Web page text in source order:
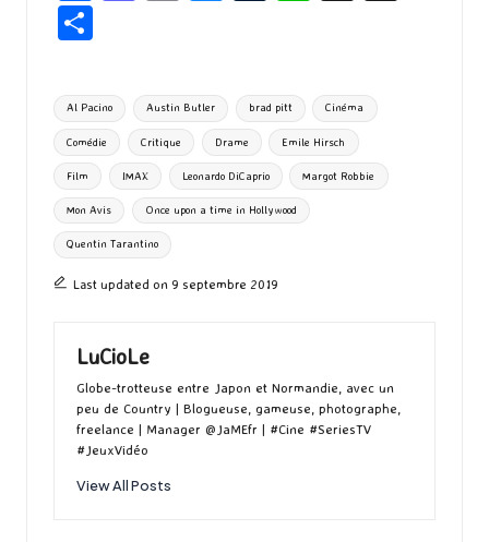
o
o
k
d
o
n
l
ky bl
r
ta
g
er
Tags:
Al Pacino Austin Butler brad pitt Cinéma
Comédie Critique Drame Emile Hirsch
Film IMAX Leonardo DiCaprio Margot Robbie
Mon Avis Once upon a time in Hollywood
Quentin Tarantino
Last updated on 9 septembre 2019
LuCioLe
Globe-trotteuse entre Japon et Normandie, avec un
peu de Country | Blogueuse, gameuse, photographe,
freelance | Manager @JaMEfr | #Cine #SeriesTV
#JeuxVidéo
View All Posts